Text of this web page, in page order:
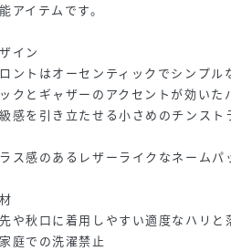
アイテムです。
イン
ントはオーセンティックでシンプル
クとギャザーのアクセントが効いた
級感を引き立たせる小さめのチンス
ス感のあるレザーライクなネームパ
先や秋口に着用しやすい適度なハリ
庭での洗濯禁止